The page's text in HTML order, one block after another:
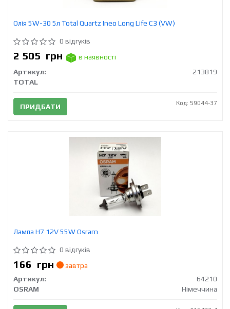
Олія 5W-30 5л Total Quartz Ineo Long Life C3 (VW)
0 відгуків
2 505 грн
в наявності
Артикул:
213819
TOTAL
ПРИДБАТИ Код: 59044-37
Лампа H7 12V 55W Osram
0 відгуків
166 грн
завтра
Артикул:
64210
OSRAM
Німеччина